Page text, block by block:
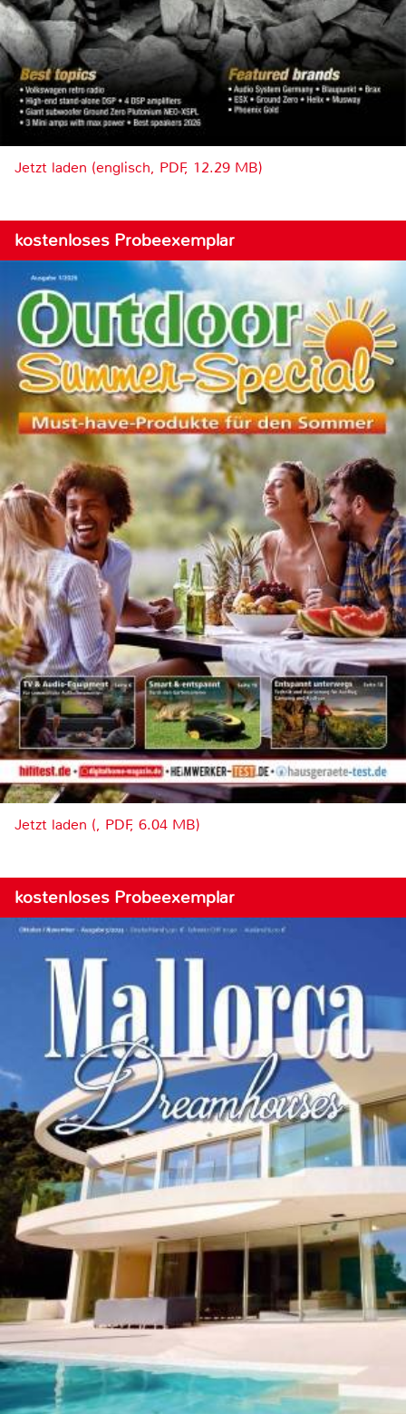
Jetzt laden (englisch, PDF, 12.29 MB)
kostenloses Probeexemplar
Jetzt laden (, PDF, 6.04 MB)
kostenloses Probeexemplar